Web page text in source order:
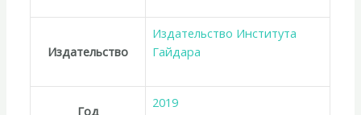
Издательство
Издательство Института
Гайдара
Год
2019